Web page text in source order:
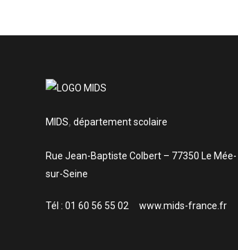
MIDS, département scolaire
Rue Jean-Baptiste Colbert – 77350 Le Mée-
sur-Seine
Tél : 01 60 56 55 02 www.mids-france.fr